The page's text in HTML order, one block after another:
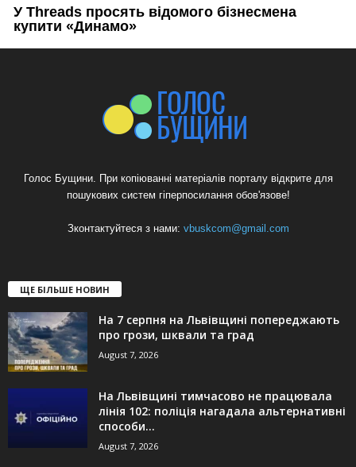
Голос Бущини. При копіюванні матеріалів порталу відкрите для
пошукових систем гіперпосилання обов'язове!
Зконтактуйтеся з нами: vbuskcom@gmail.com
ЩЕ БІЛЬШЕ НОВИН
На 7 серпня на Львівщині попереджають
про грози, шквали та град
August 7, 2026
На Львівщині тимчасово не працювала
лінія 102: поліція нагадала альтернативні
способи...
August 7, 2026